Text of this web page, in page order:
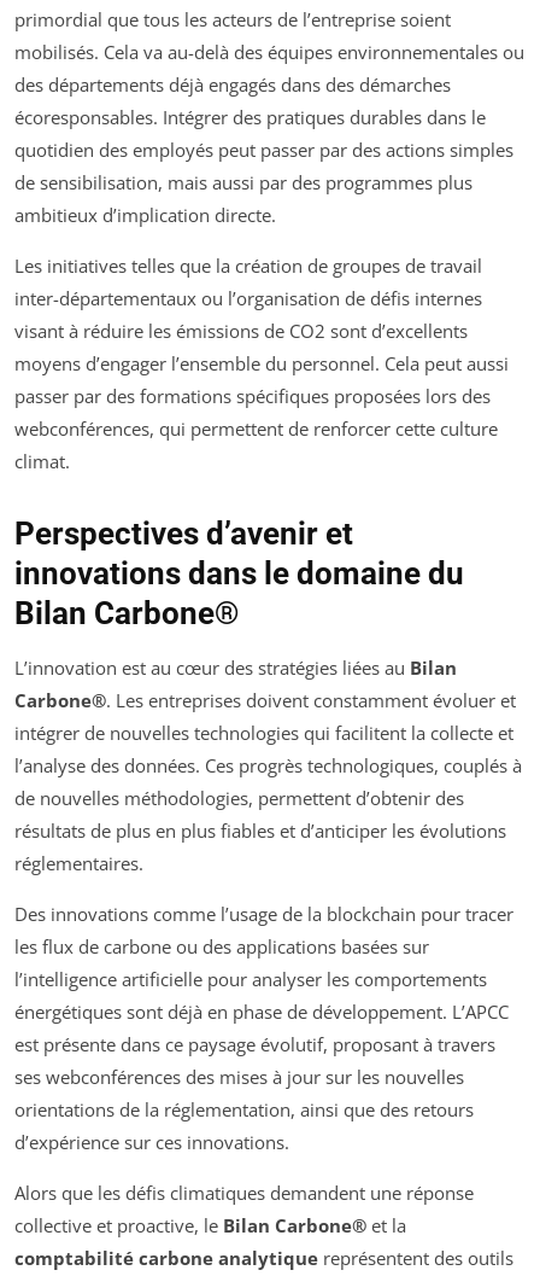
primordial que tous les acteurs de l’entreprise soient
mobilisés. Cela va au-delà des équipes environnementales ou
des départements déjà engagés dans des démarches
écoresponsables. Intégrer des pratiques durables dans le
quotidien des employés peut passer par des actions simples
de sensibilisation, mais aussi par des programmes plus
ambitieux d’implication directe.
Les initiatives telles que la création de groupes de travail
inter-départementaux ou l’organisation de défis internes
visant à réduire les émissions de CO2 sont d’excellents
moyens d’engager l’ensemble du personnel. Cela peut aussi
passer par des formations spécifiques proposées lors des
webconférences, qui permettent de renforcer cette culture
climat.
Perspectives d’avenir et
innovations dans le domaine du
Bilan Carbone®
L’innovation est au cœur des stratégies liées au Bilan
Carbone®. Les entreprises doivent constamment évoluer et
intégrer de nouvelles technologies qui facilitent la collecte et
l’analyse des données. Ces progrès technologiques, couplés à
de nouvelles méthodologies, permettent d’obtenir des
résultats de plus en plus fiables et d’anticiper les évolutions
réglementaires.
Des innovations comme l’usage de la blockchain pour tracer
les flux de carbone ou des applications basées sur
l’intelligence artificielle pour analyser les comportements
énergétiques sont déjà en phase de développement. L’APCC
est présente dans ce paysage évolutif, proposant à travers
ses webconférences des mises à jour sur les nouvelles
orientations de la réglementation, ainsi que des retours
d’expérience sur ces innovations.
Alors que les défis climatiques demandent une réponse
collective et proactive, le Bilan Carbone® et la
comptabilité carbone analytique représentent des outils